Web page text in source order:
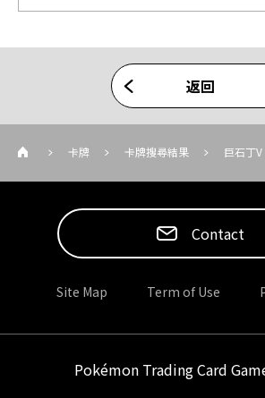
返回
卡牌 卡牌搜尋結果 巨石丁V
Contact
Site Map Term of Use
Pokémon Trading Card